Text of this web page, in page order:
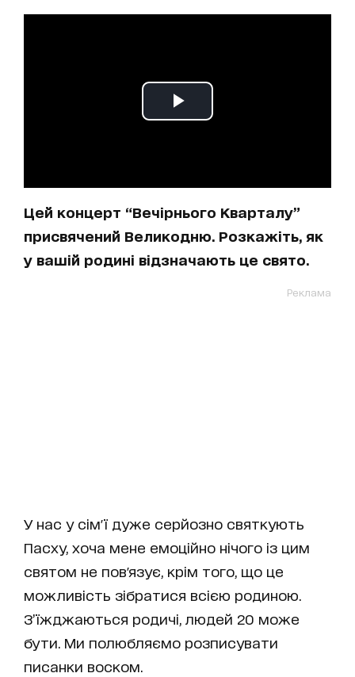
Цей концерт “Вечірнього Кварталу”
присвячений Великодню. Розкажіть, як
у вашій родині відзначають це свято.
Реклама
У нас у сім'ї дуже серйозно святкують
Пасху, хоча мене емоційно нічого із цим
святом не пов'язує, крім того, що це
можливість зібратися всією родиною.
З’їжджаються родичі, людей 20 може
бути. Ми полюбляємо розписувати
писанки воском.